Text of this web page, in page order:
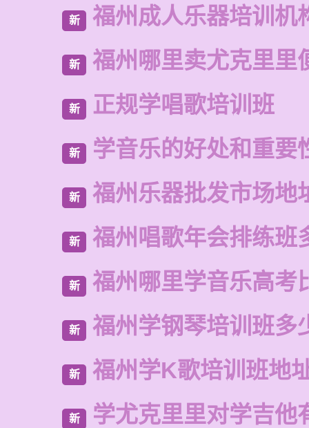
新 福州成人乐器培训机
新 福州哪里卖尤克里里
新 正规学唱歌培训班
新 学音乐的好处和重要
新 福州乐器批发市场地
新 福州唱歌年会排练班
新 福州哪里学音乐高考
新 福州学钢琴培训班多
新 福州学K歌培训班地
新 学尤克里里对学吉他